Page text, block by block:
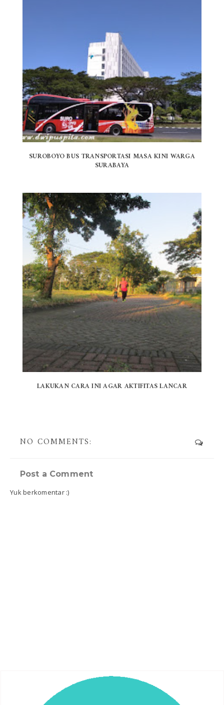
SUROBOYO BUS TRANSPORTASI MASA KINI WARGA
SURABAYA
LAKUKAN CARA INI AGAR AKTIFITAS LANCAR
NO COMMENTS:
Post a Comment
Yuk berkomentar :)